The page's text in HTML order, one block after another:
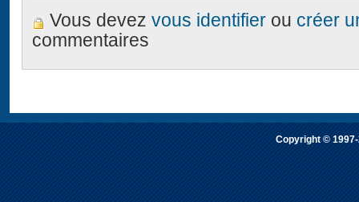
Vous devezvous identifier ou créer
commentaires
Copyright ©